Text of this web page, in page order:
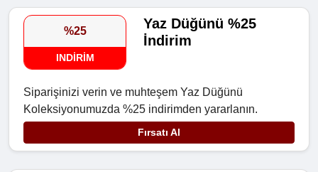
%25
INDIRIM
Yaz Düğünü %25
İndirim
Siparişinizi verin ve muhteşem Yaz Düğünü
Koleksiyonumuzda %25 indirimden yararlanın.
Fırsatı Al